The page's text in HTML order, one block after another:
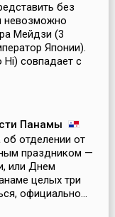
без
невозможно
Мейдзи (3
Японии).
Hi) совпадает с
Панамы
отделении от
праздником —
или Днем
целых три
официально...